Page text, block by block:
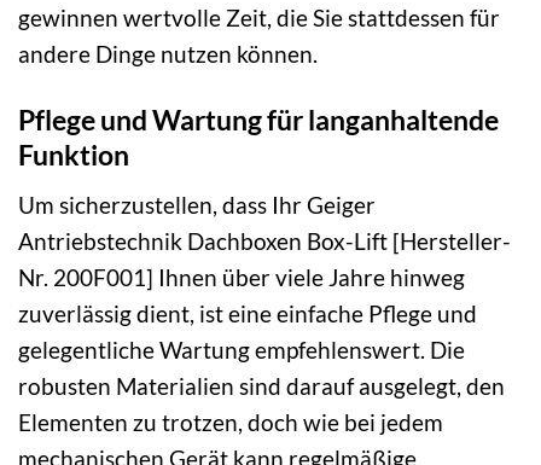
gewinnen wertvolle Zeit, die Sie stattdessen für
andere Dinge nutzen können.
Pflege und Wartung für langanhaltende
Funktion
Um sicherzustellen, dass Ihr Geiger
Antriebstechnik Dachboxen Box-Lift [Hersteller-
Nr. 200F001] Ihnen über viele Jahre hinweg
zuverlässig dient, ist eine einfache Pflege und
gelegentliche Wartung empfehlenswert. Die
robusten Materialien sind darauf ausgelegt, den
Elementen zu trotzen, doch wie bei jedem
mechanischen Gerät kann regelmäßige